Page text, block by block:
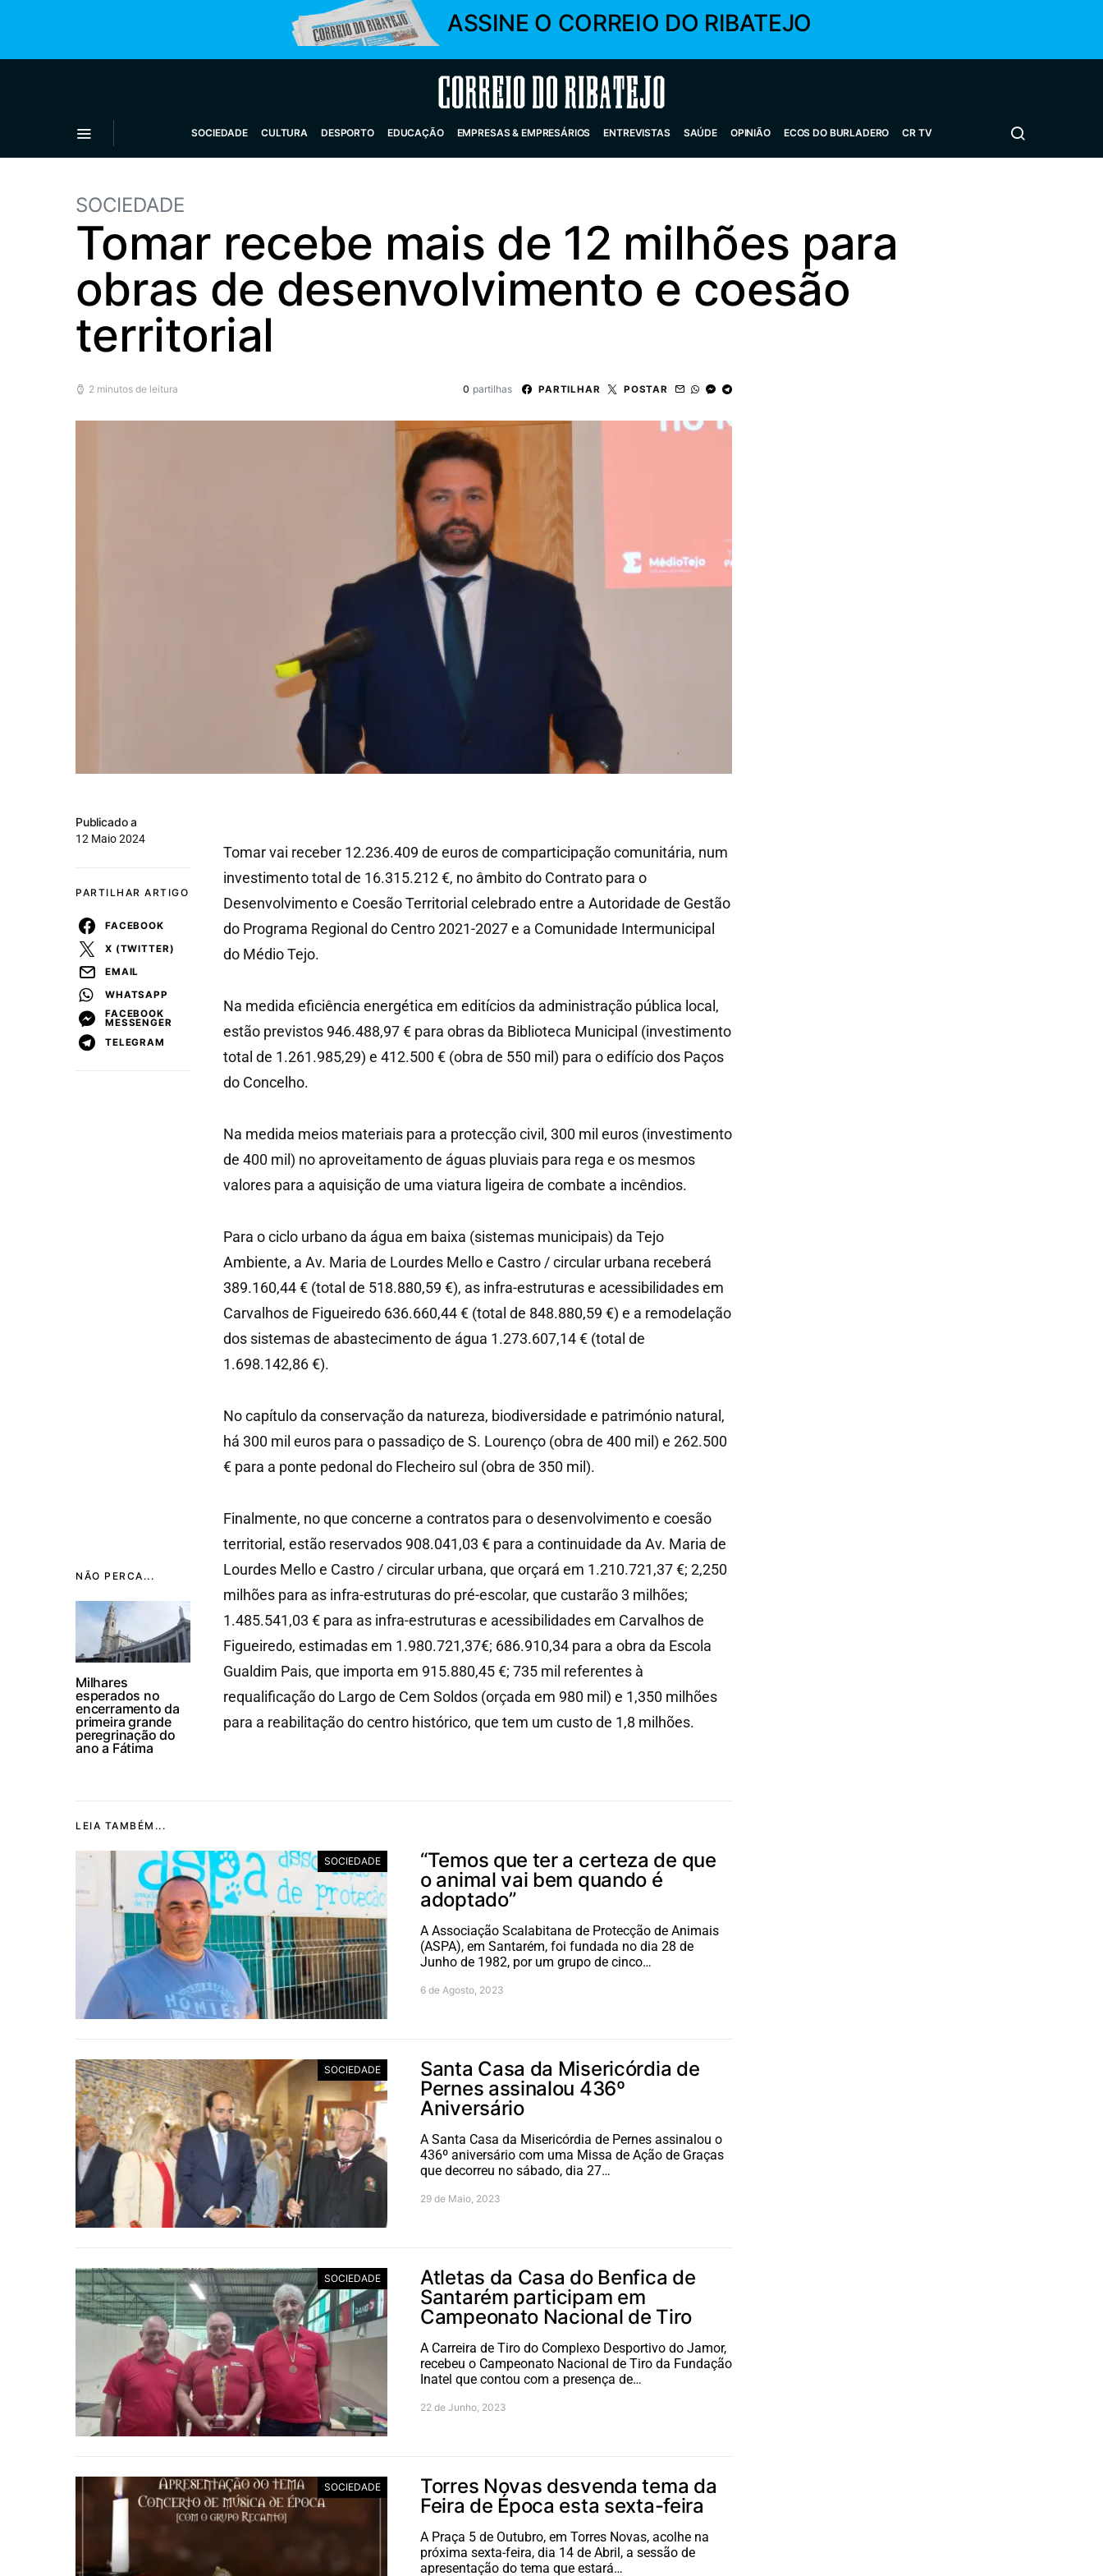
ASSINE O CORREIO DO RIBATEJO
Correio do Ribatejo
SOCIEDADE CULTURA DESPORTO EDUCAÇÃO EMPRESAS & EMPRESÁRIOS ENTREVISTAS SAÚDE OPINIÃO ECOS DO BURLADERO CR TV
SOCIEDADE
Tomar recebe mais de 12 milhões para
obras de desenvolvimento e coesão
territorial
2 minutos de leitura 0 partilhas PARTILHAR POSTAR
NÃO PERCA...
Milhares
esperados no
encerramento da
primeira grande
peregrinação do
ano a Fátima
Publicado a
12 Maio 2024
PARTILHAR ARTIGO
FACEBOOK
X (TWITTER)
EMAIL
WHATSAPP
FACEBOOK
MESSENGER
TELEGRAM
Tomar vai receber 12.236.409 de euros de comparticipação comunitária, num
investimento total de 16.315.212 €, no âmbito do Contrato para o
Desenvolvimento e Coesão Territorial celebrado entre a Autoridade de Gestão
do Programa Regional do Centro 2021-2027 e a Comunidade Intermunicipal
do Médio Tejo.
Na medida eficiência energética em editícios da administração pública local,
estão previstos 946.488,97 € para obras da Biblioteca Municipal (investimento
total de 1.261.985,29) e 412.500 € (obra de 550 mil) para o edifício dos Paços
do Concelho.
Na medida meios materiais para a protecção civil, 300 mil euros (investimento
de 400 mil) no aproveitamento de águas pluviais para rega e os mesmos
valores para a aquisição de uma viatura ligeira de combate a incêndios.
Para o ciclo urbano da água em baixa (sistemas municipais) da Tejo
Ambiente, a Av. Maria de Lourdes Mello e Castro / circular urbana receberá
389.160,44 € (total de 518.880,59 €), as infra-estruturas e acessibilidades em
Carvalhos de Figueiredo 636.660,44 € (total de 848.880,59 €) e a remodelação
dos sistemas de abastecimento de água 1.273.607,14 € (total de
1.698.142,86 €).
No capítulo da conservação da natureza, biodiversidade e património natural,
há 300 mil euros para o passadiço de S. Lourenço (obra de 400 mil) e 262.500
€ para a ponte pedonal do Flecheiro sul (obra de 350 mil).
Finalmente, no que concerne a contratos para o desenvolvimento e coesão
territorial, estão reservados 908.041,03 € para a continuidade da Av. Maria de
Lourdes Mello e Castro / circular urbana, que orçará em 1.210.721,37 €; 2,250
milhões para as infra-estruturas do pré-escolar, que custarão 3 milhões;
1.485.541,03 € para as infra-estruturas e acessibilidades em Carvalhos de
Figueiredo, estimadas em 1.980.721,37€; 686.910,34 para a obra da Escola
Gualdim Pais, que importa em 915.880,45 €; 735 mil referentes à
requalificação do Largo de Cem Soldos (orçada em 980 mil) e 1,350 milhões
para a reabilitação do centro histórico, que tem um custo de 1,8 milhões.
LEIA TAMBÉM...
SOCIEDADE
“Temos que ter a certeza de que
o animal vai bem quando é
adoptado”
A Associação Scalabitana de Protecção de Animais
(ASPA), em Santarém, foi fundada no dia 28 de
Junho de 1982, por um grupo de cinco…
6 de Agosto, 2023
SOCIEDADE
Santa Casa da Misericórdia de
Pernes assinalou 436º
Aniversário
A Santa Casa da Misericórdia de Pernes assinalou o
436º aniversário com uma Missa de Ação de Graças
que decorreu no sábado, dia 27…
29 de Maio, 2023
SOCIEDADE
Atletas da Casa do Benfica de
Santarém participam em
Campeonato Nacional de Tiro
A Carreira de Tiro do Complexo Desportivo do Jamor,
recebeu o Campeonato Nacional de Tiro da Fundação
Inatel que contou com a presença de…
22 de Junho, 2023
SOCIEDADE
Torres Novas desvenda tema da
Feira de Época esta sexta-feira
A Praça 5 de Outubro, em Torres Novas, acolhe na
próxima sexta-feira, dia 14 de Abril, a sessão de
apresentação do tema que estará…